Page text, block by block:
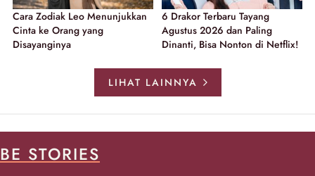
Cara Zodiak Leo Menunjukkan
Cinta ke Orang yang
Disayanginya
6 Drakor Terbaru Tayang
Agustus 2026 dan Paling
Dinanti, Bisa Nonton di Netflix!
LIHAT LAINNYA
BE STORIES